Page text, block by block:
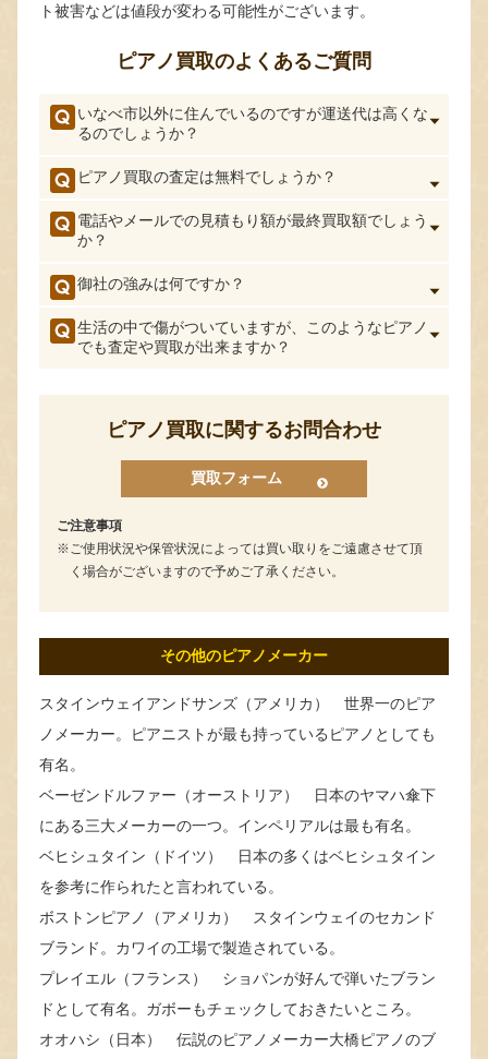
ト被害などは値段が変わる可能性がございます。
ピアノ買取のよくあるご質問
いなべ市以外に住んでいるのですが運送代は高くな
るのでしょうか？
ピアノ買取の査定は無料でしょうか？
電話やメールでの見積もり額が最終買取額でしょう
か？
御社の強みは何ですか？
生活の中で傷がついていますが、このようなピアノ
でも査定や買取が出来ますか？
ピアノ買取に関するお問合わせ
買取フォーム
ご注意事項
ご使用状況や保管状況によっては買い取りをご遠慮させて頂
く場合がございますので予めご了承ください。
その他のピアノメーカー
スタインウェイアンドサンズ（アメリカ） 世界一のピア
ノメーカー。ピアニストが最も持っているピアノとしても
有名。
ベーゼンドルファー（オーストリア） 日本のヤマハ傘下
にある三大メーカーの一つ。インペリアルは最も有名。
ベヒシュタイン（ドイツ） 日本の多くはベヒシュタイン
を参考に作られたと言われている。
ボストンピアノ（アメリカ） スタインウェイのセカンド
ブランド。カワイの工場で製造されている。
プレイエル（フランス） ショパンが好んで弾いたブラン
ドとして有名。ガボーもチェックしておきたいところ。
オオハシ（日本） 伝説のピアノメーカー大橋ピアノのブ